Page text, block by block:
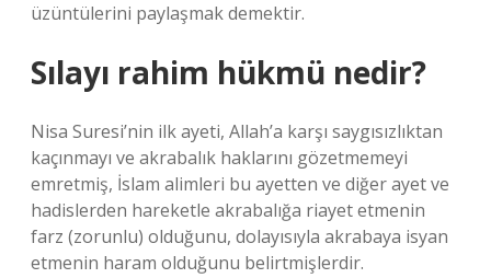
üzüntülerini paylaşmak demektir.
Sılayı rahim hükmü nedir?
Nisa Suresi’nin ilk ayeti, Allah’a karşı saygısızlıktan
kaçınmayı ve akrabalık haklarını gözetmemeyi
emretmiş, İslam alimleri bu ayetten ve diğer ayet ve
hadislerden hareketle akrabalığa riayet etmenin
farz (zorunlu) olduğunu, dolayısıyla akrabaya isyan
etmenin haram olduğunu belirtmişlerdir.